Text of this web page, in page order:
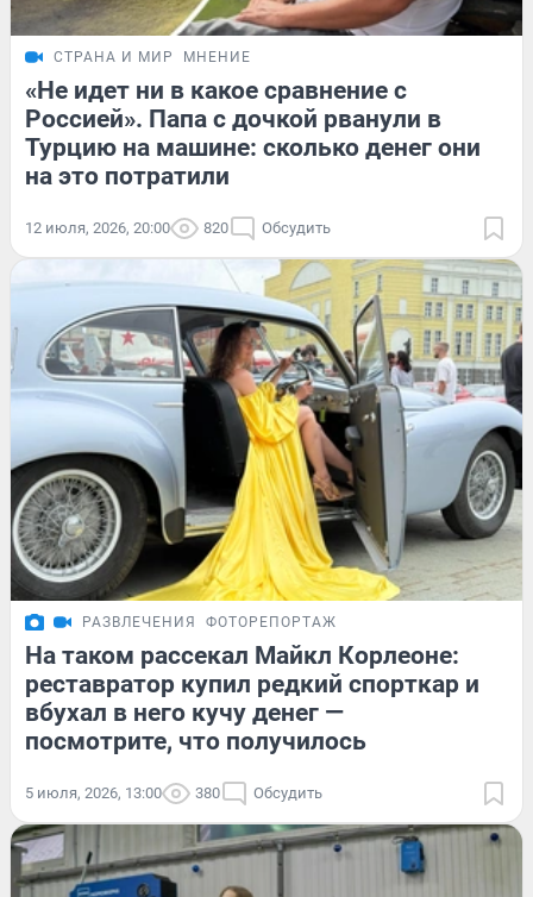
СТРАНА И МИР МНЕНИЕ
«Не идет ни в какое сравнение с
Россией». Папа с дочкой рванули в
Турцию на машине: сколько денег они
на это потратили
12 июля, 2026, 20:00 820 Обсудить
РАЗВЛЕЧЕНИЯ ФОТОРЕПОРТАЖ
На таком рассекал Майкл Корлеоне:
реставратор купил редкий спорткар и
вбухал в него кучу денег —
посмотрите, что получилось
5 июля, 2026, 13:00 380 Обсудить